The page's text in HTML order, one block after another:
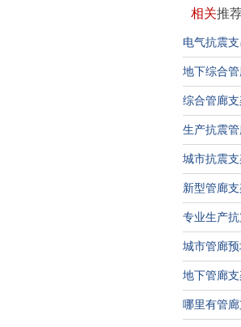
相关推
地下综合
综合管廊
生产抗震
城市抗震
新型管廊
专业生产
城市管廊
地下管廊
哪里有管廊